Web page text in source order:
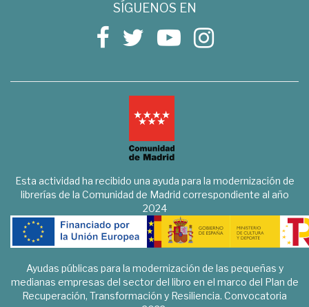
SÍGUENOS EN
Esta actividad ha recibido una ayuda para la modernización de
librerías de la Comunidad de Madrid correspondiente al año
2024
Ayudas públicas para la modernización de las pequeñas y
medianas empresas del sector del libro en el marco del Plan de
Recuperación, Transformación y Resiliencia. Convocatoria